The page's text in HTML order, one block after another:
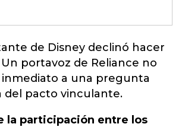
de Disney declinó hacer
portavoz de Reliance no
a una pregunta
del pacto vinculante.
la participación entre los